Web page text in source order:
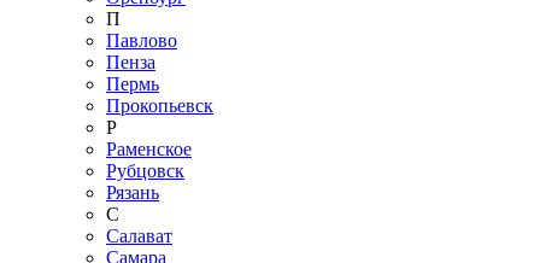
П
Павлово
Пенза
Пермь
Прокопьевск
Р
Раменское
Рубцовск
Рязань
С
Салават
Самара